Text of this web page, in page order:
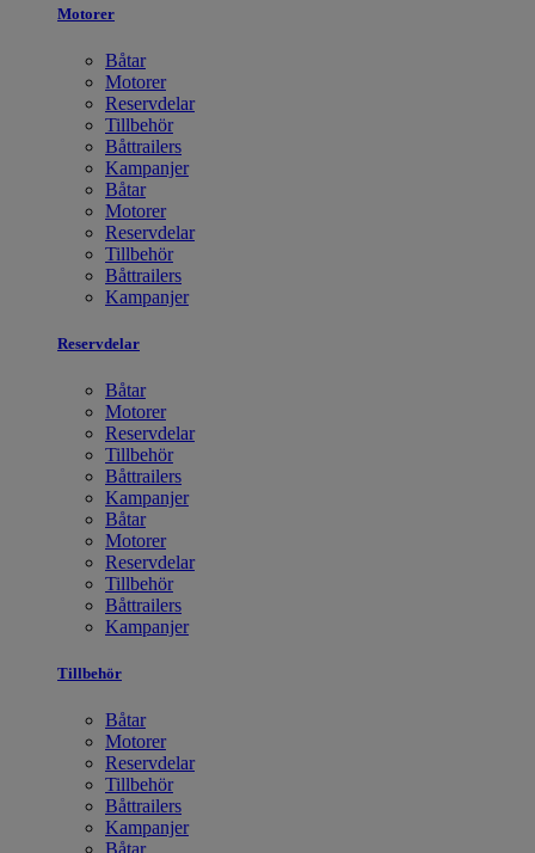
Motorer
Båtar
Motorer
Reservdelar
Tillbehör
Båttrailers
Kampanjer
Båtar
Motorer
Reservdelar
Tillbehör
Båttrailers
Kampanjer
Reservdelar
Båtar
Motorer
Reservdelar
Tillbehör
Båttrailers
Kampanjer
Båtar
Motorer
Reservdelar
Tillbehör
Båttrailers
Kampanjer
Tillbehör
Båtar
Motorer
Reservdelar
Tillbehör
Båttrailers
Kampanjer